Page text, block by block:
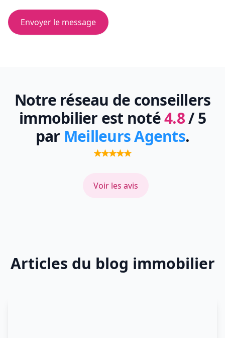
Envoyer le message
Notre réseau de conseillers
immobilier est noté4.8/ 5
par Meilleurs Agents.
Voir les avis
Articles du blog immobilier